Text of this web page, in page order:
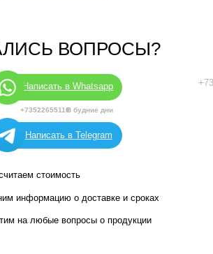
+73522655110В будние дни
ВОПРОСЫ?
Написать в Whatsapp
стоимость
информацию о доставке и сроках
на любые вопросы о продукции
Написать в Telegram